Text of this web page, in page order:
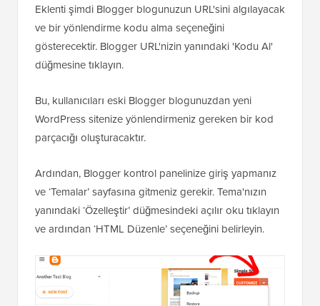
Eklenti şimdi Blogger blogunuzun URL'sini algılayacak
ve bir yönlendirme kodu alma seçeneğini
gösterecektir. Blogger URL'nizin yanındaki 'Kodu Al'
düğmesine tıklayın.
Bu, kullanıcıları eski Blogger blogunuzdan yeni
WordPress sitenize yönlendirmeniz gereken bir kod
parçacığı oluşturacaktır.
Ardından, Blogger kontrol panelinize giriş yapmanız
ve ‘Temalar’ sayfasına gitmeniz gerekir. Tema'nızın
yanındaki ‘Özelleştir’ düğmesindeki açılır oku tıklayın
ve ardından ‘HTML Düzenle’ seçeneğini belirleyin.